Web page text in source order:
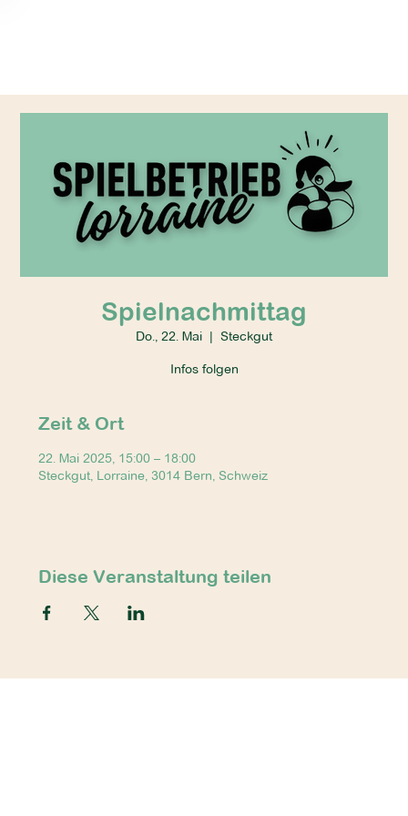
Spielnachmittag
Do., 22. Mai
  |
Steckgut
Infos folgen
Zeit & Ort
22. Mai 2025, 15:00 – 18:00
Steckgut, Lorraine, 3014 Bern, Schweiz
Diese Veranstaltung teilen